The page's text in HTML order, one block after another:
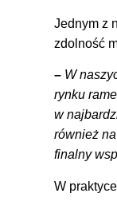
Jednym z
zdolność
– W
rynku
w
również
finalny
W